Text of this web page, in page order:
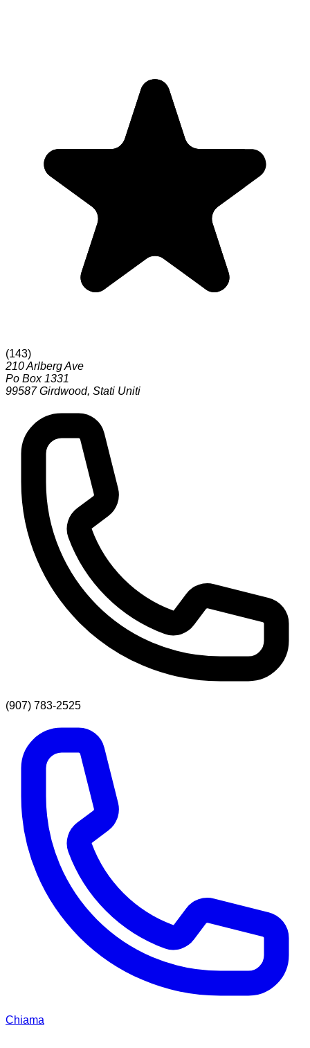
(143)
210 Arlberg Ave
Po Box 1331
99587 Girdwood, Stati Uniti
(907) 783-2525
Chiama